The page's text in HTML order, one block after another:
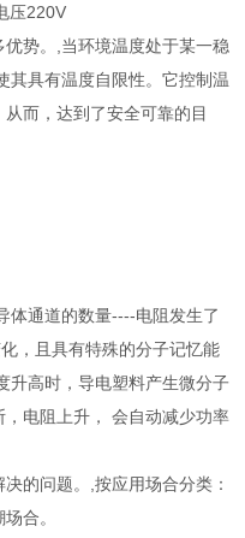
压220V
势。,当环境温度处于某一稳
其具有温度自限性。它控制温
而，达到了安全可靠的目
体通道的数量----电阻发生了
，且具有特殊的分子记忆能
升高时，导电塑料产生微分子
电阻上升， 会自动减少功率
的问题。,按应用场合分类：
合。